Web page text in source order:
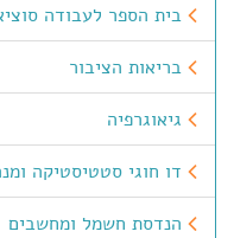
בית הספר לעבודה
בריאות הציבור
גיאוגרפיה
דו חוגי סטטיסטיקה
הנדסת חשמל ומחשבים